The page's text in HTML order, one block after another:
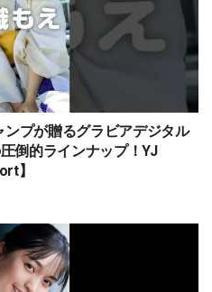
ンプが贈るグラビアデジタル
倒的ラインナップ！YJ
】